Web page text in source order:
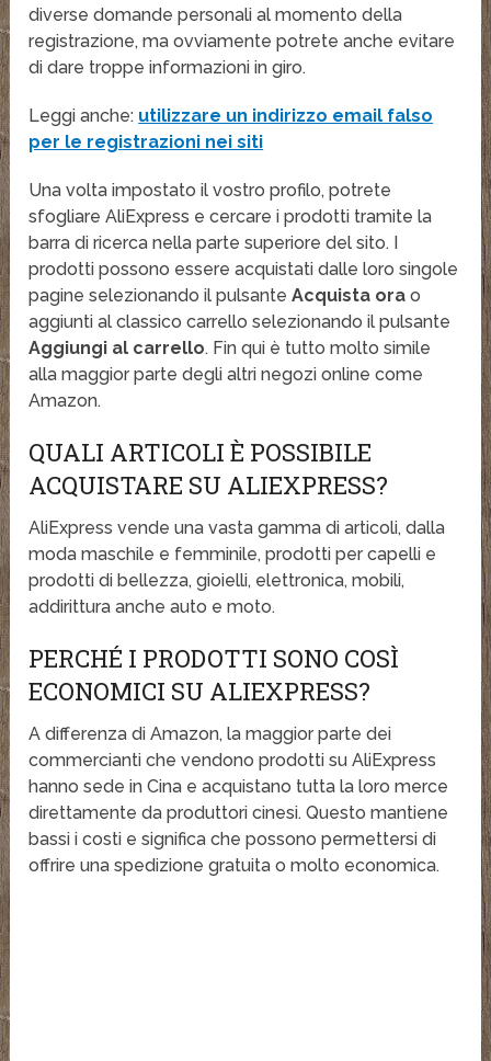
diverse domande personali al momento della
registrazione, ma ovviamente potrete anche evitare
di dare troppe informazioni in giro.
Leggi anche: utilizzare un indirizzo email falso
per le registrazioni nei siti
Una volta impostato il vostro profilo, potrete
sfogliare AliExpress e cercare i prodotti tramite la
barra di ricerca nella parte superiore del sito. I
prodotti possono essere acquistati dalle loro singole
pagine selezionando il pulsanteAcquista ora o
aggiunti al classico carrello selezionando il pulsante
Aggiungi al carrello. Fin qui è tutto molto simile
alla maggior parte degli altri negozi online come
Amazon.
QUALI ARTICOLI È POSSIBILE
ACQUISTARE SU ALIEXPRESS?
AliExpress vende una vasta gamma di articoli, dalla
moda maschile e femminile, prodotti per capelli e
prodotti di bellezza, gioielli, elettronica, mobili,
addirittura anche auto e moto.
PERCHÉ I PRODOTTI SONO COSÌ
ECONOMICI SU ALIEXPRESS?
A differenza di Amazon, la maggior parte dei
commercianti che vendono prodotti su AliExpress
hanno sede in Cina e acquistano tutta la loro merce
direttamente da produttori cinesi. Questo mantiene
bassi i costi e significa che possono permettersi di
offrire una spedizione gratuita o molto economica.